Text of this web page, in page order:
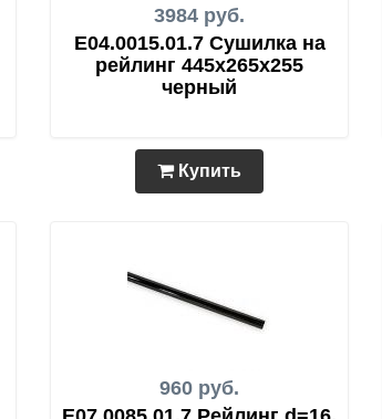
3984 руб.
E04.0015.01.7 Сушилка на
рейлинг 445х265х255
черный
Купить
960 руб.